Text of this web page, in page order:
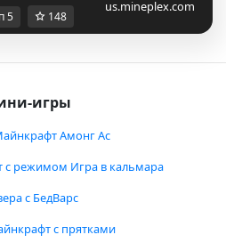
us.mineplex.com
5 148
игры
Амонг Ас
с режимом Игра в кальмара
с БедВарс
с прятками